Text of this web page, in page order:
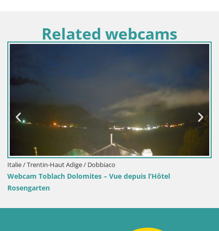
Related webcams
Croatie / Lika-Senj / Senj
Webcam port de Senj – Vue sur la jetée et le phare